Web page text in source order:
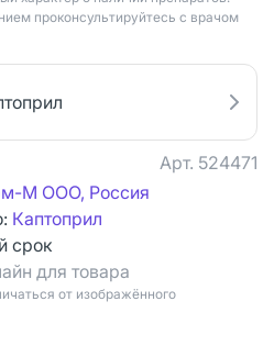
проконсультируйтесь с врачом
Арт. 524471
М ООО, Россия
Каптоприл
срок
для товара
от изображённого